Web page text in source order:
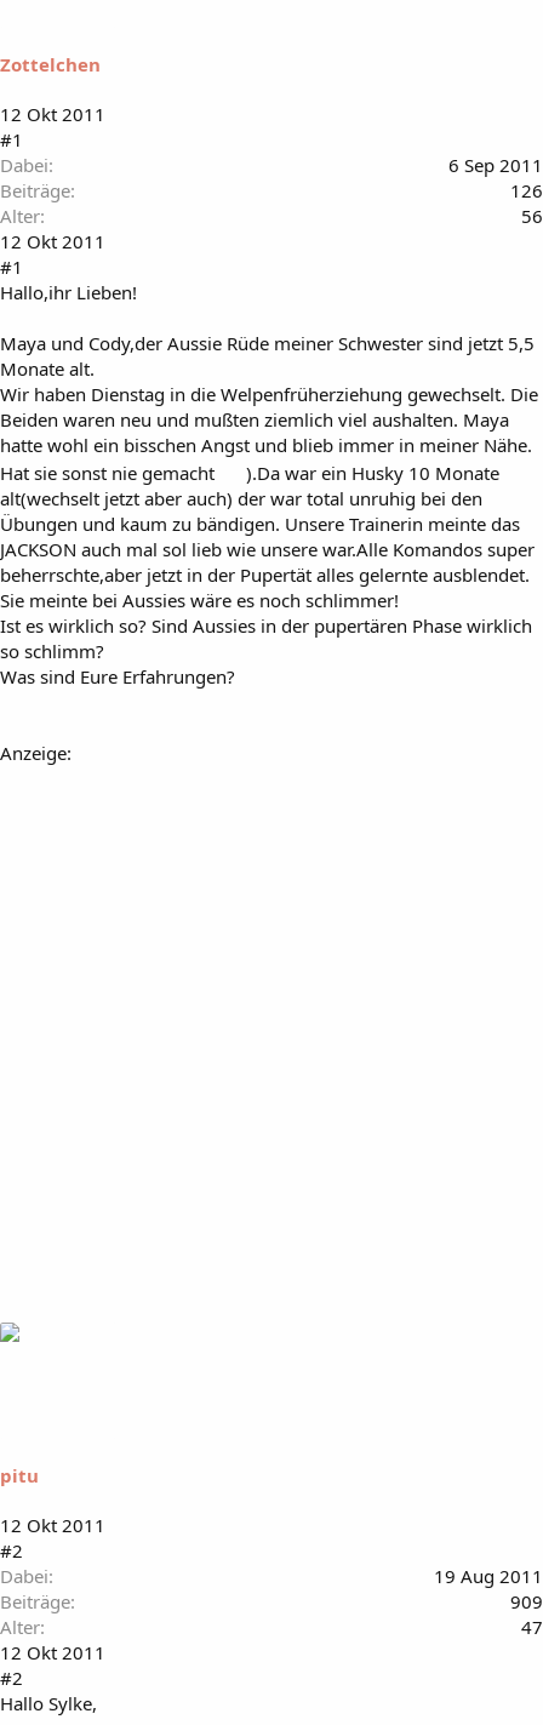
a
t
Zottelchen
12 Okt 2011
#1
Dabei
6 Sep 2011
Beiträge
126
Alter
56
12 Okt 2011
#1
Hallo,ihr Lieben!
Maya und Cody,der Aussie Rüde meiner Schwester sind jetzt 5,5
Monate alt.
Wir haben Dienstag in die Welpenfrüherziehung gewechselt. Die
Beiden waren neu und mußten ziemlich viel aushalten. Maya
hatte wohl ein bisschen Angst und blieb immer in meiner Nähe.
Hat sie sonst nie gemacht
).Da war ein Husky 10 Monate
alt(wechselt jetzt aber auch) der war total unruhig bei den
Übungen und kaum zu bändigen. Unsere Trainerin meinte das
JACKSON auch mal sol lieb wie unsere war.Alle Komandos super
beherrschte,aber jetzt in der Pupertät alles gelernte ausblendet.
Sie meinte bei Aussies wäre es noch schlimmer!
Ist es wirklich so? Sind Aussies in der pupertären Phase wirklich
so schlimm?
Was sind Eure Erfahrungen?
Anzeige:
pitu
12 Okt 2011
#2
Dabei
19 Aug 2011
Beiträge
909
Alter
47
12 Okt 2011
#2
Hallo Sylke,